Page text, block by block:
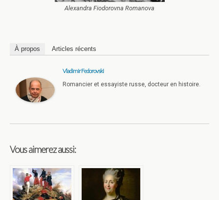
Alexandra Fiodorovna Romanova
À propos Articles récents
Vladimir Fedorovski
Romancier et essayiste russe, docteur en histoire.
Vous aimerez aussi: